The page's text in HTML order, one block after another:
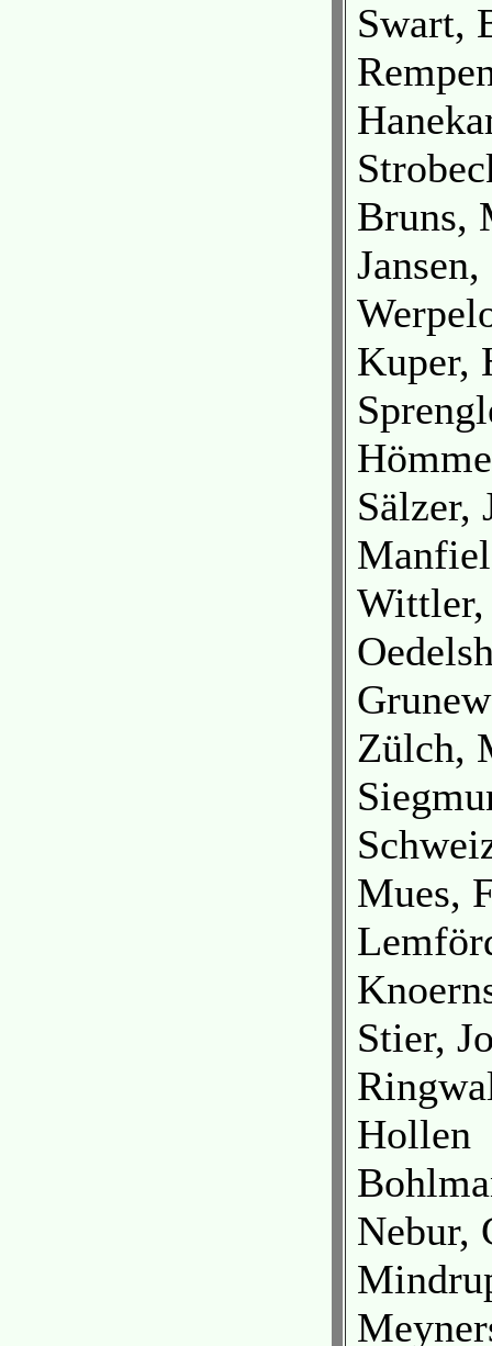
Swart,
Bruns,
Kuper,
Sälzer,
Wittler,
Zülch,
Mues,
Stier,
Hollen
Nebur,